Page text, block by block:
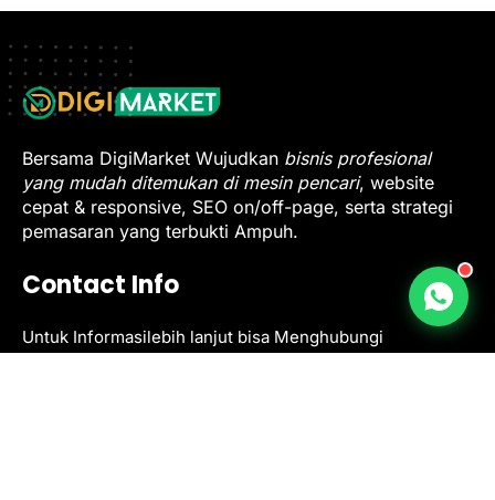
Bersama DigiMarket Wujudkan bisnis profesional
yang mudah ditemukan di mesin pencari, website
cepat & responsive, SEO on/off-page, serta strategi
pemasaran yang terbukti Ampuh.
Contact Info
Untuk Informasilebih lanjut bisa Menghubungi